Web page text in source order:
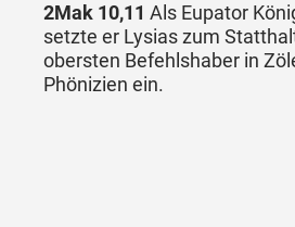
2Mak 10,11 Als Eupator
setzte er Lysias zum
obersten Befehlshaber in
Phönizien ein.